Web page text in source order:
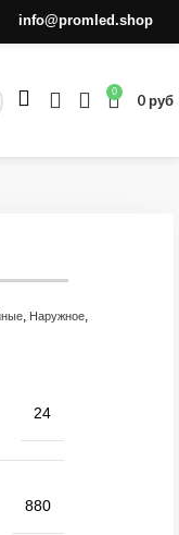
info@promled.shop
0 0руб
Наружное
24
880